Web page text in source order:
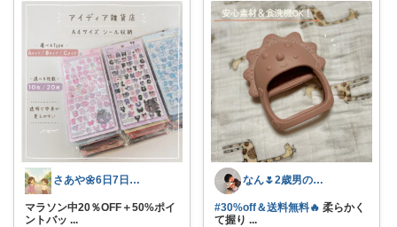
さあや🌼6日7日有難うございます
マラソン中20％OFF＋50%ポイ
ントバッ ...
なん🌷2歳男の子ママ⿻*.アイコン変更
#30%off＆送料無料🔥 柔らかく
て握り ...